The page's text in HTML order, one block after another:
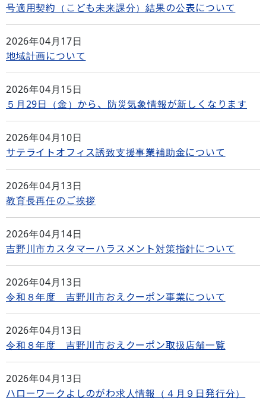
号適用契約（こども未来課分）結果の公表について
2026年04月17日
地域計画について
2026年04月15日
５月29日（金）から、防災気象情報が新しくなります
2026年04月10日
サテライトオフィス誘致支援事業補助金について
2026年04月13日
教育長再任のご挨拶
2026年04月14日
吉野川市カスタマーハラスメント対策指針について
2026年04月13日
令和８年度 吉野川市おえクーポン事業について
2026年04月13日
令和８年度 吉野川市おえクーポン取扱店舗一覧
2026年04月13日
ハローワークよしのがわ求人情報（４月９日発行分）